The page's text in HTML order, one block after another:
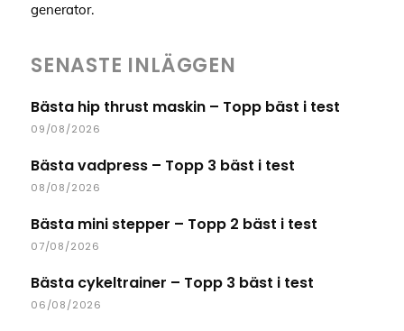
generator.
SENASTE INLÄGGEN
Bästa hip thrust maskin – Topp bäst i test
09/08/2026
Bästa vadpress – Topp 3 bäst i test
08/08/2026
Bästa mini stepper – Topp 2 bäst i test
07/08/2026
Bästa cykeltrainer – Topp 3 bäst i test
06/08/2026